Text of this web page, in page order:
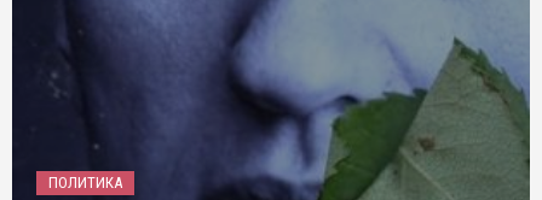
ПОЛИТИКА